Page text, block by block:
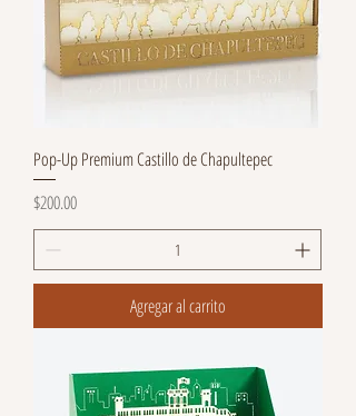
Pop-Up Premium Castillo de Chapultepec
Precio
$200.00
Agregar al carrito